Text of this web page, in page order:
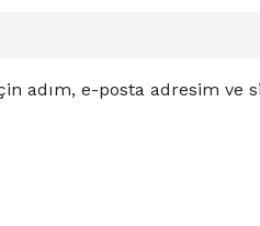
adım, e-posta adresim ve